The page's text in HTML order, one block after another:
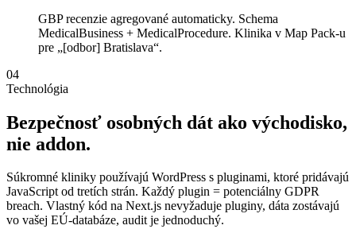
GBP recenzie agregované automaticky. Schema
MedicalBusiness + MedicalProcedure. Klinika v Map Pack-u
pre „[odbor] Bratislava“.
04
Technológia
Bezpečnosť osobných dát ako východisko,
nie addon.
Súkromné kliniky používajú WordPress s pluginami, ktoré pridávajú
JavaScript od tretích strán. Každý plugin = potenciálny GDPR
breach. Vlastný kód na Next.js nevyžaduje pluginy, dáta zostávajú
vo vašej EÚ-databáze, audit je jednoduchý.